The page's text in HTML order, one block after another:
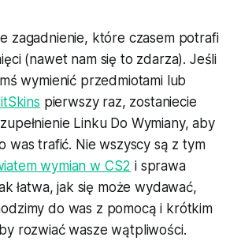
zagadnienie, które czasem potrafi
(nawet nam się to zdarza). Jeśli
wymienić przedmiotami lub
pierwszy raz, zostaniecie
Linku Do Wymiany, aby
was trafić. Nie wszyscy są z tym
wymian w CS2 i sprawa
łatwa, jak się może wydawać,
do was z pomocą i krótkim
rozwiać wasze wątpliwości.